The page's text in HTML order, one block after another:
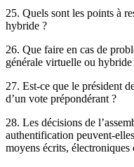
25. Quels sont les points à
hybride ?
26. Que faire en cas de
générale virtuelle ou hybride
27. Est-ce que le président
d’un vote prépondérant ?
28. Les décisions de
authentification peuvent-
moyens écrits, électroniques